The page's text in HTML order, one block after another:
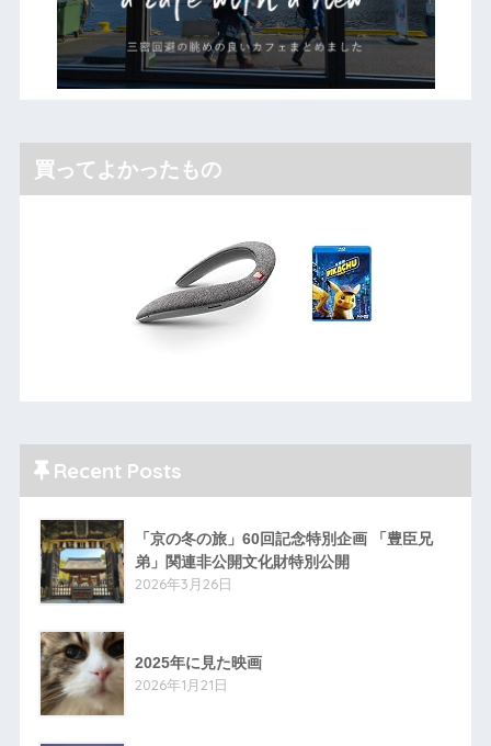
買ってよかったもの
Recent Posts
「京の冬の旅」60回記念特別企画 「豊臣兄
弟」関連非公開文化財特別公開
2026年3月26日
2025年に見た映画
2026年1月21日